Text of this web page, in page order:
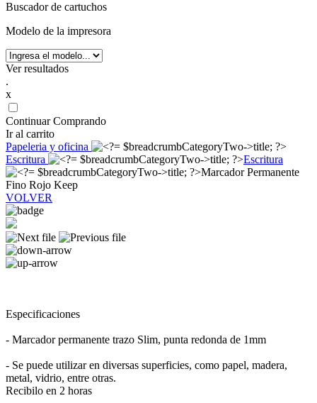
Buscador de cartuchos
Modelo de la impresora
Ver resultados
.
x
Continuar Comprando
Ir al carrito
Papeleria y oficina
Escritura
Escritura
Marcador Permanente
Fino Rojo Keep
VOLVER
Especificaciones
- Marcador permanente trazo Slim, punta redonda de 1mm
- Se puede utilizar en diversas superficies, como papel, madera,
metal, vidrio, entre otras.
Recibilo en 2 horas